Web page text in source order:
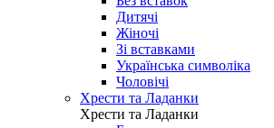
Дитячі
Жіночі
Зі вставками
Українська символіка
Чоловічі
Хрести та Ладанки
Хрести та Ладанки